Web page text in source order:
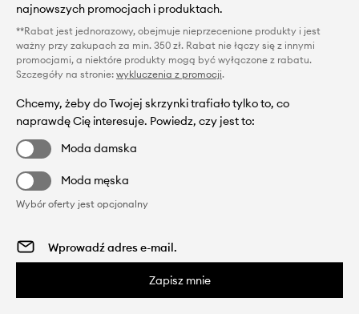
najnowszych promocjach i produktach.
**Rabat jest jednorazowy, obejmuje nieprzecenione produkty i jest
ważny przy zakupach za min. 350 zł. Rabat nie łączy się z innymi
promocjami, a niektóre produkty mogą być wyłączone z rabatu.
Szczegóły na stronie: wykluczenia z promocji.
Chcemy, żeby do Twojej skrzynki trafiało tylko to, co
naprawdę Cię interesuje. Powiedz, czy jest to:
Moda damska
Moda męska
Wybór oferty jest opcjonalny
Zapisz mnie